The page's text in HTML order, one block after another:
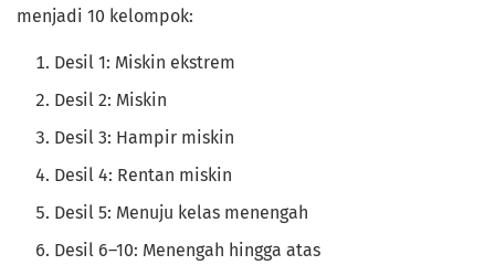
menjadi 10 kelompok:
Desil 1: Miskin ekstrem
Desil 2: Miskin
Desil 3: Hampir miskin
Desil 4: Rentan miskin
Desil 5: Menuju kelas menengah
Desil 6–10: Menengah hingga atas